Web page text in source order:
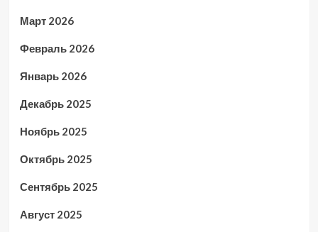
Март 2026
Февраль 2026
Январь 2026
Декабрь 2025
Ноябрь 2025
Октябрь 2025
Сентябрь 2025
Август 2025